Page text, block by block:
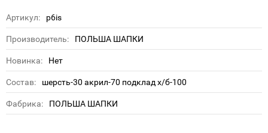
Артикул: p6is
Производитель: ПОЛЬША ШАПКИ
Новинка: Нет
Состав: шерсть-30 акрил-70 подклад х/б-100
Фабрика: ПОЛЬША ШАПКИ